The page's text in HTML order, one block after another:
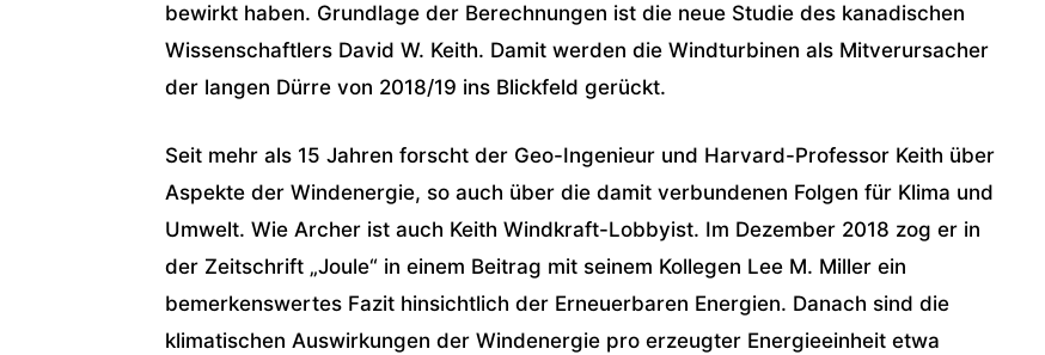
bewirkt haben. Grundlage der Berechnungen ist die neue Studie des kanadischen
Wissenschaftlers David W. Keith. Damit werden die Windturbinen als Mitverursacher
der langen Dürre von 2018/19 ins Blickfeld gerückt.
Seit mehr als 15 Jahren forscht der Geo-Ingenieur und Harvard-Professor Keith über
Aspekte der Windenergie, so auch über die damit verbundenen Folgen für Klima und
Umwelt. Wie Archer ist auch Keith Windkraft-Lobbyist. Im Dezember 2018 zog er in
der Zeitschrift „Joule“ in einem Beitrag mit seinem Kollegen Lee M. Miller ein
bemerkenswertes Fazit hinsichtlich der Erneuerbaren Energien. Danach sind die
klimatischen Auswirkungen der Windenergie pro erzeugter Energieeinheit etwa